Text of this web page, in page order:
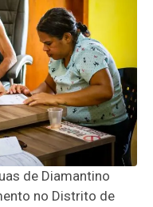
de Diamantino
no Distrito de